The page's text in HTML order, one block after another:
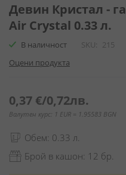
към
началото
на
галерия
снимки
Девин Кристал -
Air Crystal 0.33 л.
В наличност SKU
215
Оцени продукта
0,37 €/0,72лв.
Валутен курс: 1 EUR = 1.95583 BGN
Обем: 0.33 л.
Брой в кашон: 12 бр.